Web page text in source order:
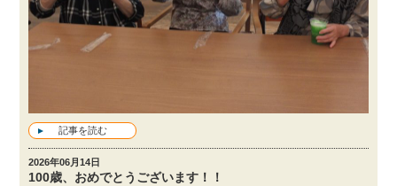
記事を読む
2026年06月14日
100歳、おめでとうございます！！